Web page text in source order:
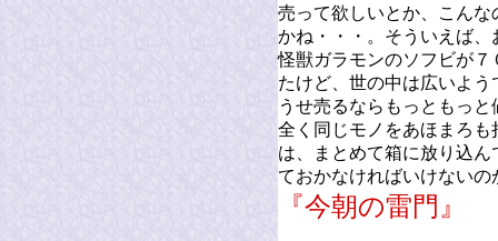
売って欲しいとか、こん
かね・・・。そういえば
怪獣ガラモンのソフビが
たけど、世の中は広いよ
うせ売るならもっともっ
全く同じモノをあほまろ
は、まとめて箱に放り込
ておかなければいけないの
『今朝の雷門』